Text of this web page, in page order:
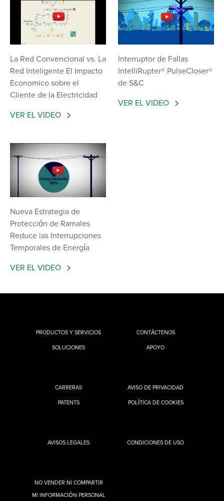
La Red Convencional vs. La
Red Inteligente El Impacto
Economico sobre el
Cliente de la Electricidad
VER EL VIDEO
Interruptor de Fallas
IntelliRupter® PulseCloser®
de S&C
VER EL VIDEO
Nueva Estrategia de
Protección de Ramales
Reduce las Interrupciones
Temporales de Energía
VER EL VIDEO
PRODUCTOS Y SERVICIOS
SOLUCIONES
CONTÁCTENOS
APOYO
CARRERAS
PATENTS
AVISO DE PRIVACIDAD
POLÍTICA DE COOKIES
AVISOS LEGALES CONDICIONES DE USO
NO VENDER NI COMPARTIR
MI INFORMACIÓN PERSONAL